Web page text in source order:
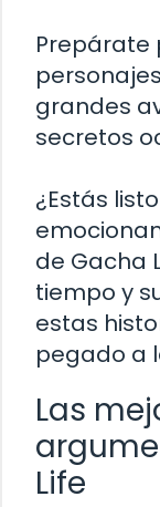
Prepárate
grandes
secretos
¿Estás
de Gacha
tiempo y
estas
pegado a
Las
Life